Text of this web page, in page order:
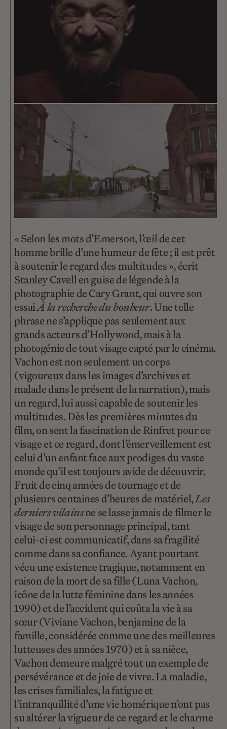
« Selon les mots d’Emerson, l’œil de cet
homme brille d’une humeur de fête ; il est prêt
à soutenir le regard des multitudes », écrit
Stanley Cavell en guise de légende à la
photographie de Cary Grant, qui ouvre son
essaiÀ la recherche du bonheur. Une telle
phrase ne s’applique pas seulement aux
grands acteurs d’Hollywood, mais à la
photogénie de tout visage capté par le cinéma.
Vachon est non seulement un corps
(vigoureux dans les images d’archives et
malade dans le présent de la narration), mais
un regard, lui aussi capable de soutenir les
multitudes. Dès les premières minutes du
film, on sent la fascination de Rinfret pour ce
visage et ce regard, dont l’émerveillement est
celui d’un enfant face aux prodiges du vaste
monde qu’il est toujours avide de découvrir.
Fruit de cinq années de tournage et de
plusieurs centaines d’heures de matériel,Les
derniers vilainsne se lasse jamais de filmer le
visage de son personnage principal, tant
celui-ci est communicatif, dans sa fragilité
comme dans sa confiance. Ayant pourtant
vécu une existence tragique, notamment en
raison de la mort de sa fille (Luna Vachon,
icône de la lutte féminine dans les années
1990) et de l’accident qui coûta la vie à sa
sœur (Viviane Vachon, benjamine de la
famille, considérée comme une des meilleures
lutteuses des années 1970) et à sa nièce,
Vachon demeure malgré tout un exemple de
persévérance et de joie de vivre. La maladie,
les crises familiales, la fatigue et
l’intranquillité d’une vie homérique n’ont pas
su altérer la vigueur de ce regard et le charme